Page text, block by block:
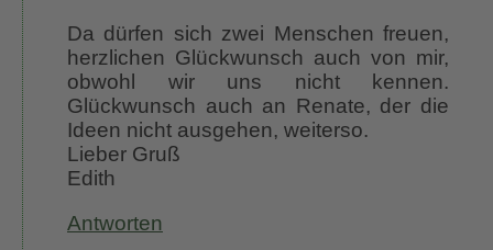
Da dürfen sich zwei Menschen freuen,
herzlichen Glückwunsch auch von mir,
obwohl wir uns nicht kennen.
Glückwunsch auch an Renate, der die
Ideen nicht ausgehen, weiterso.
Lieber Gruß
Edith
Antworten